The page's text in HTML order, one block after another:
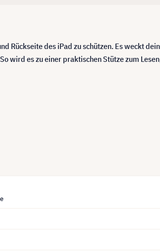
Rückseite des iPad zu schützen. Es weckt
wird es zu einer praktischen Stütze zum